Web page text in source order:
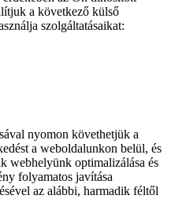
a következő külső
szolgáltatásaikat:
nyomon követhetjük a
a weboldalunkon belül, és
webhelyünk optimalizálása és
folyamatos javítása
az alábbi, harmadik féltől